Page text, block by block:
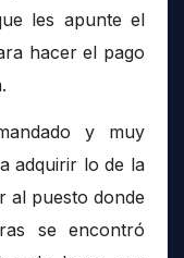
les apunte el
hacer el pago
y muy
adquirir lo de la
al puesto donde
se encontró